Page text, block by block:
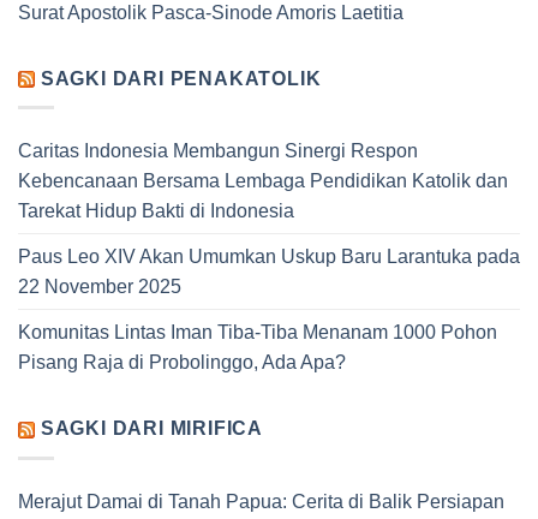
Surat Apostolik Pasca-Sinode Amoris Laetitia
SAGKI DARI PENAKATOLIK
Caritas Indonesia Membangun Sinergi Respon
Kebencanaan Bersama Lembaga Pendidikan Katolik dan
Tarekat Hidup Bakti di Indonesia
Paus Leo XIV Akan Umumkan Uskup Baru Larantuka pada
22 November 2025
Komunitas Lintas Iman Tiba-Tiba Menanam 1000 Pohon
Pisang Raja di Probolinggo, Ada Apa?
SAGKI DARI MIRIFICA
Merajut Damai di Tanah Papua: Cerita di Balik Persiapan